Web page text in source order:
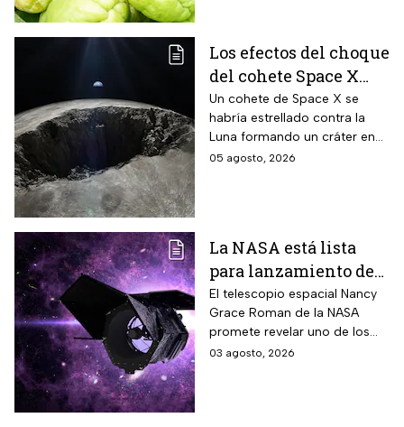
Los efectos del choque
del cohete Space X
contra la Luna
Un cohete de Space X se
habría estrellado contra la
Luna formando un cráter en
nuestro satélite natural, ¿qué
05 agosto, 2026
La NASA está lista
para lanzamiento del
telescopio espacial
Nancy Grace Roman
El telescopio espacial Nancy
Grace Roman de la NASA
promete revelar uno de los
misterios más grandes del
03 agosto, 2026